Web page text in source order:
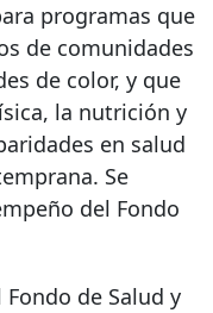
programas que
de comunidades
de color, y que
la nutrición y
en salud
Se
del Fondo
de Salud y